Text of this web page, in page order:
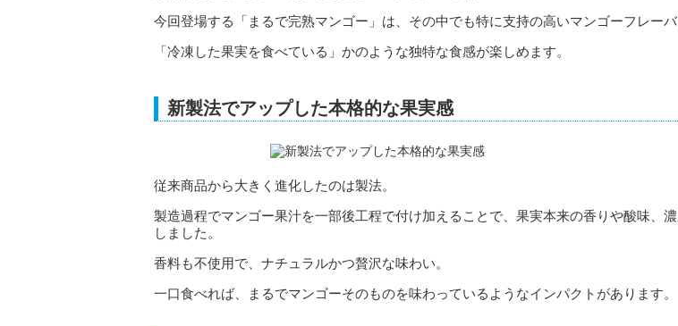
今回登場する「まるで完熟マンゴー」は、その中でも特に支持の高いマンゴーフレーバ
「冷凍した果実を食べている」かのような独特な食感が楽しめます。
新製法でアップした本格的な果実感
従来商品から大きく進化したのは製法。
製造過程でマンゴー果汁を一部後工程で付け加えることで、果実本来の香りや酸味、
しました。
香料も不使用で、ナチュラルかつ贅沢な味わい。
一口食べれば、まるでマンゴーそのものを味わっているようなインパクトがあります。